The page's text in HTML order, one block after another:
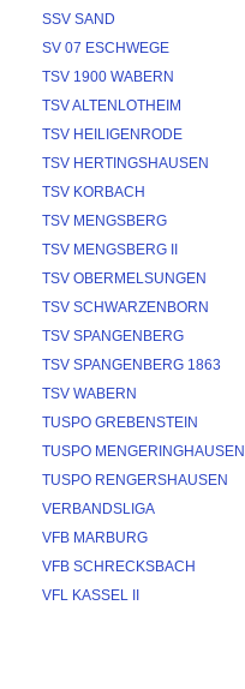
SSV SAND
SV 07 ESCHWEGE
TSV 1900 WABERN
TSV ALTENLOTHEIM
TSV HEILIGENRODE
TSV HERTINGSHAUSEN
TSV KORBACH
TSV MENGSBERG
TSV MENGSBERG II
TSV OBERMELSUNGEN
TSV SCHWARZENBORN
TSV SPANGENBERG
TSV SPANGENBERG 1863
TSV WABERN
TUSPO GREBENSTEIN
TUSPO MENGERINGHAUSEN
TUSPO RENGERSHAUSEN
VERBANDSLIGA
VFB MARBURG
VFB SCHRECKSBACH
VFL KASSEL II